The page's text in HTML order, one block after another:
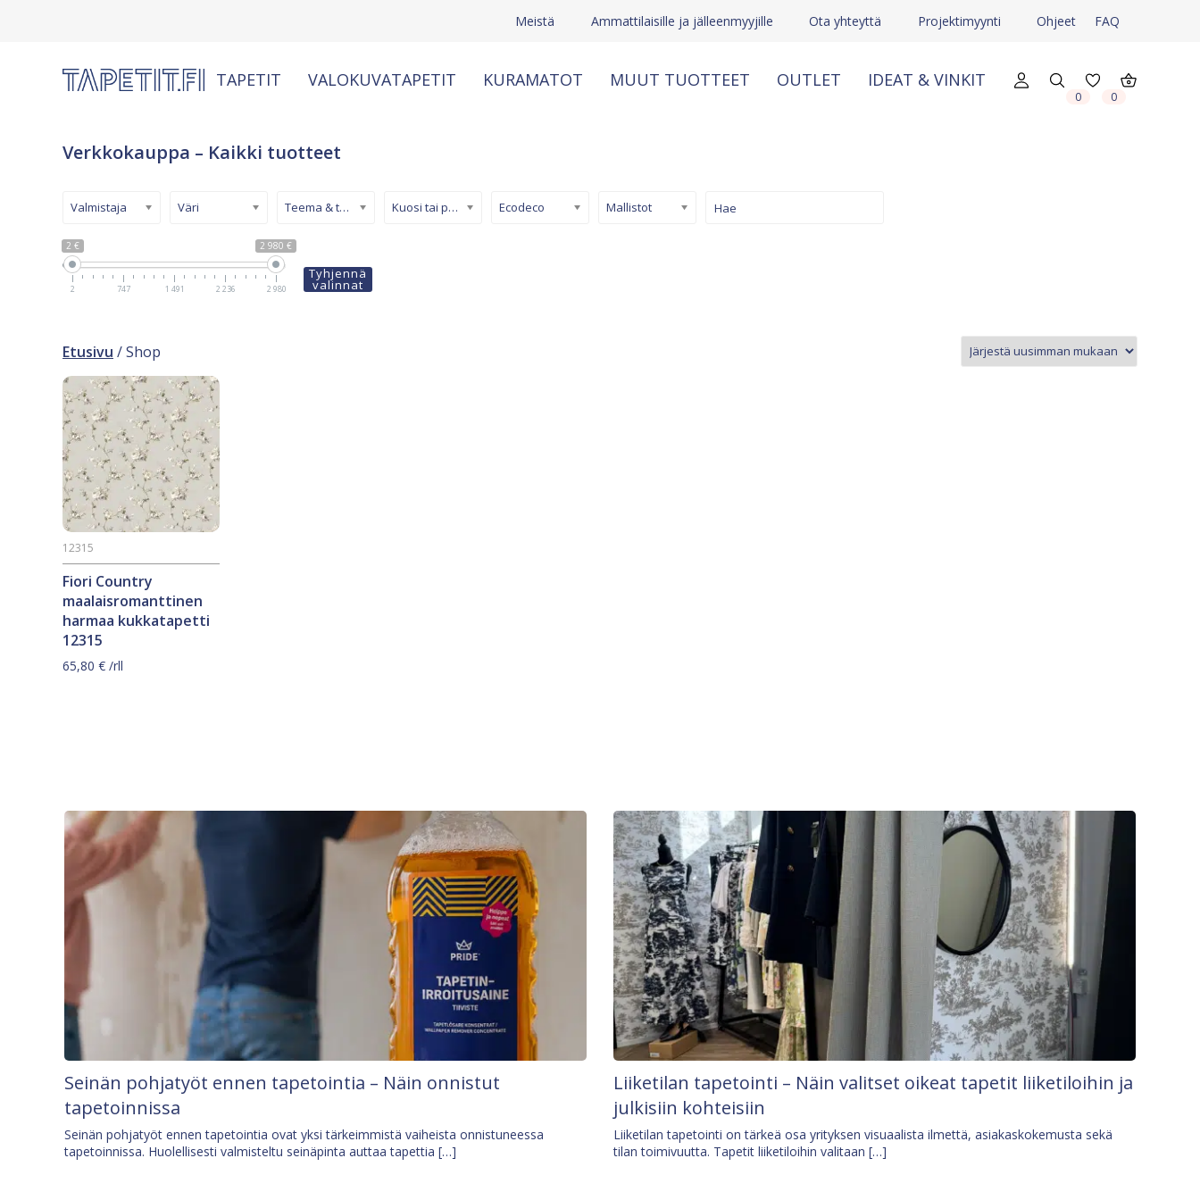
Meistä Ammattilaisille ja jälleenmyyjille Ota yhteyttä Projektimyynti Ohjeet FAQ
TAPETIT VALOKUVATAPETIT KURAMATOT MUUT TUOTTEET OUTLET IDEAT & VINKIT
0 0
Verkkokauppa – Kaikki tuotteet
2 € 2 980 €
2 747 1 491 2 236 2 980
Valmistaja Väri Teema & tyyli Kuosi tai pinta Ecodeco Mallistot
Tyhjennä
valinnat
Etusivu / Shop
Fiori Country
maalaisromanttinen
harmaa kukkatapetti
12315
12315
65,80 € /rll
Seinän pohjatyöt ennen tapetointia – Näin onnistut
tapetoinnissa
Seinän pohjatyöt ennen tapetointia ovat yksi tärkeimmistä vaiheista onnistuneessa
tapetoinnissa. Huolellisesti valmisteltu seinäpinta auttaa tapettia […]
Liiketilan tapetointi – Näin valitset oikeat tapetit liiketiloihin ja
julkisiin kohteisiin
Liiketilan tapetointi on tärkeä osa yrityksen visuaalista ilmettä, asiakaskokemusta sekä
tilan toimivuutta. Tapetit liiketiloihin valitaan […]